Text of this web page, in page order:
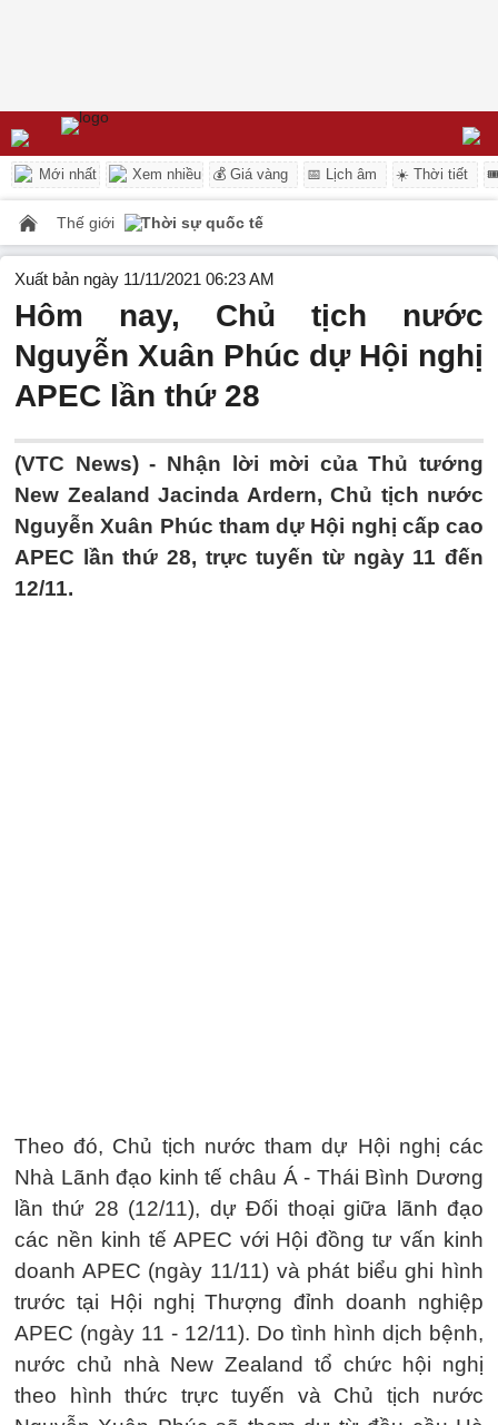
Mới nhất Xem nhiều 💰 Giá vàng 📅 Lịch âm ☀️ Thời tiết
Thế giới Thời sự quốc tế
Xuất bản ngày 11/11/2021 06:23 AM
Hôm nay, Chủ tịch nước
Nguyễn Xuân Phúc dự Hội nghị
APEC lần thứ 28
(VTC News) - Nhận lời mời của Thủ tướng
New Zealand Jacinda Ardern, Chủ tịch nước
Nguyễn Xuân Phúc tham dự Hội nghị cấp cao
APEC lần thứ 28, trực tuyến từ ngày 11 đến
12/11.
Theo đó, Chủ tịch nước tham dự Hội nghị các
Nhà Lãnh đạo kinh tế châu Á - Thái Bình Dương
lần thứ 28 (12/11), dự Đối thoại giữa lãnh đạo
các nền kinh tế APEC với Hội đồng tư vấn kinh
doanh APEC (ngày 11/11) và phát biểu ghi hình
trước tại Hội nghị Thượng đỉnh doanh nghiệp
APEC (ngày 11 - 12/11). Do tình hình dịch bệnh,
nước chủ nhà New Zealand tổ chức hội nghị
theo hình thức trực tuyến và Chủ tịch nước